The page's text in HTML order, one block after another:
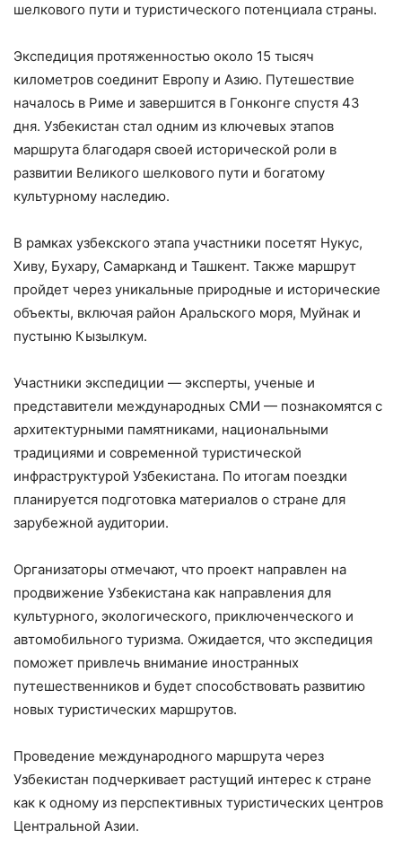
шелкового пути и туристического потенциала страны.
Экспедиция протяженностью около 15 тысяч
километров соединит Европу и Азию. Путешествие
началось в Риме и завершится в Гонконге спустя 43
дня. Узбекистан стал одним из ключевых этапов
маршрута благодаря своей исторической роли в
развитии Великого шелкового пути и богатому
культурному наследию.
В рамках узбекского этапа участники посетят Нукус,
Хиву, Бухару, Самарканд и Ташкент. Также маршрут
пройдет через уникальные природные и исторические
объекты, включая район Аральского моря, Муйнак и
пустыню Кызылкум.
Участники экспедиции — эксперты, ученые и
представители международных СМИ — познакомятся с
архитектурными памятниками, национальными
традициями и современной туристической
инфраструктурой Узбекистана. По итогам поездки
планируется подготовка материалов о стране для
зарубежной аудитории.
Организаторы отмечают, что проект направлен на
продвижение Узбекистана как направления для
культурного, экологического, приключенческого и
автомобильного туризма. Ожидается, что экспедиция
поможет привлечь внимание иностранных
путешественников и будет способствовать развитию
новых туристических маршрутов.
Проведение международного маршрута через
Узбекистан подчеркивает растущий интерес к стране
как к одному из перспективных туристических центров
Центральной Азии.